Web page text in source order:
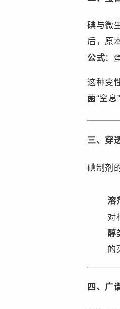
碘与微
后，原
​公式​：
这种变
菌“窒
三、穿
碘制剂
溶
对
醇
的
四、广